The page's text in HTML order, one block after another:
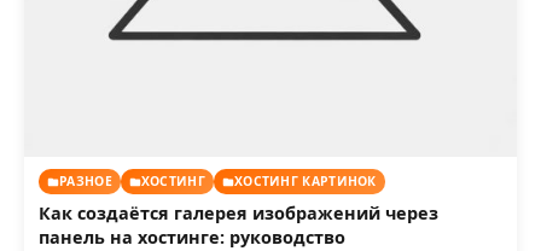
РАЗНОЕ ХОСТИНГ ХОСТИНГ КАРТИНОК
Как создаётся галерея изображений через
панель на хостинге: руководство